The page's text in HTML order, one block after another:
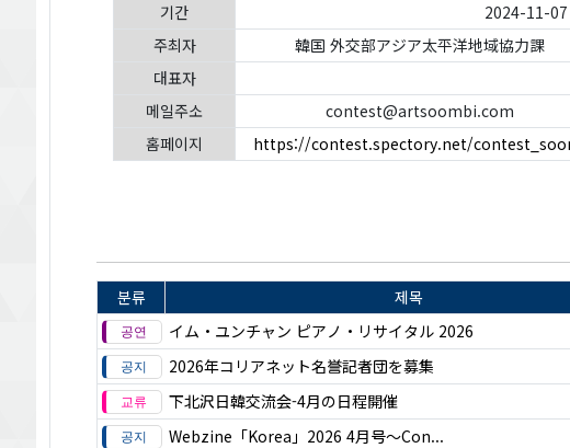
기간
2024-11-
주최자
韓国 外交部アジア太平洋地域協力課
대표자
메일주소
contest@artsoombi.com
홈페이지
https://contest.spectory.net/
분류 제목
イム・ユンチャン ピアノ・リサイタル 2026
2026年コリアネット名誉記者団を募集
下北沢日韓交流会-4月の日程開催
Webzine「Korea」2026 4月号～Con...